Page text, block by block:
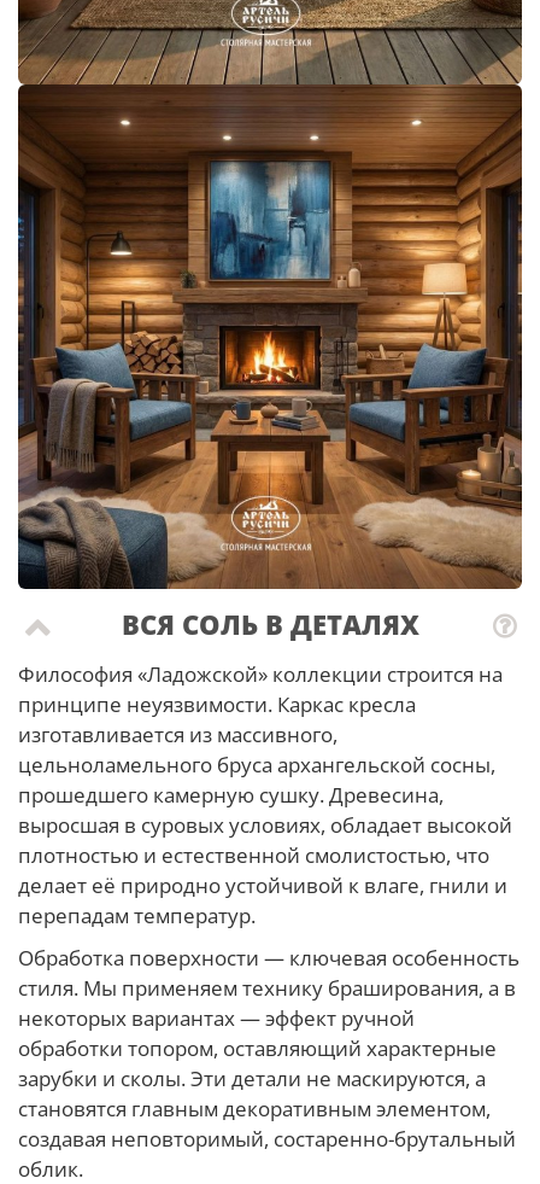
ВСЯ СОЛЬ В ДЕТАЛЯХ
Философия «Ладожской» коллекции строится на
принципе неуязвимости. Каркас кресла
изготавливается из массивного,
цельноламельного бруса архангельской сосны,
прошедшего камерную сушку. Древесина,
выросшая в суровых условиях, обладает высокой
плотностью и естественной смолистостью, что
делает её природно устойчивой к влаге, гнили и
перепадам температур.
Обработка поверхности — ключевая особенность
стиля. Мы применяем технику браширования, а в
некоторых вариантах — эффект ручной
обработки топором, оставляющий характерные
зарубки и сколы. Эти детали не маскируются, а
становятся главным декоративным элементом,
создавая неповторимый, состаренно-брутальный
облик.